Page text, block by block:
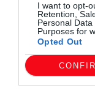
I want to opt-
Retention,
Personal
Purposes for
Opted Out